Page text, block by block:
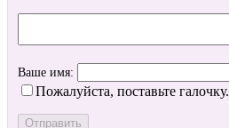
Ваше имя:
Пожалуйста, поставьте галочку.